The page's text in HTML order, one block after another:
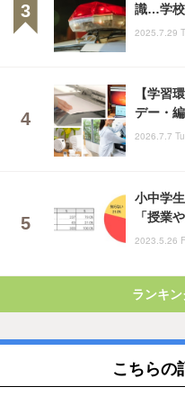
識…学校
2025.7.29
【学習
デー・
2026.7.7
小中学
「授業
2023.5.26
ランキ
こちらの